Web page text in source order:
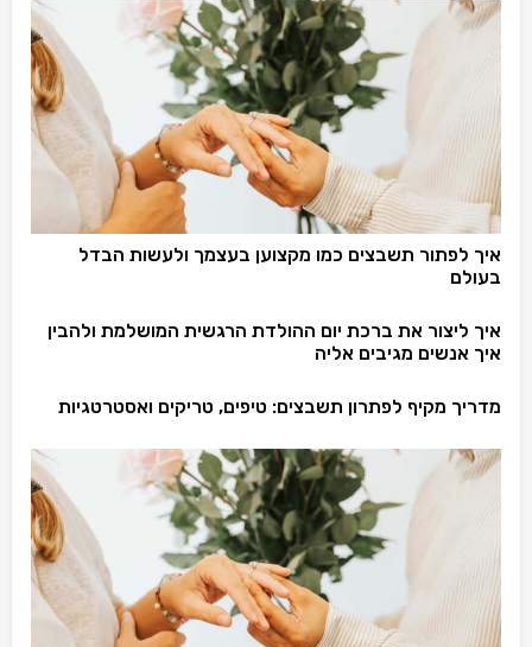
איך לפתור תשבצים כמו מקצוען בעצמך ולעשות הבדל
בעולם
איך ליצור את ברכת יום ההולדת הרגשית המושלמת ולהבין
איך אנשים מגיבים אליה
מדריך מקיף לפתרון תשבצים: טיפים, טריקים ואסטרטגיות